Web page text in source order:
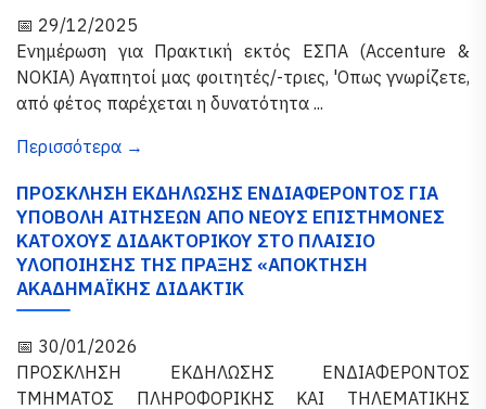
📅 29/12/2025
Ενημέρωση για Πρακτική εκτός ΕΣΠΑ (Accenture &
NOKIA) Αγαπητοί μας φοιτητές/-τριες, 'Oπως γνωρίζετε,
από φέτος παρέχεται η δυνατότητα ...
Περισσότερα →
ΠΡΟΣΚΛΗΣΗ ΕΚΔΗΛΩΣΗΣ ΕΝΔΙΑΦΕΡΟΝΤΟΣ ΓΙΑ
ΥΠΟΒΟΛΗ ΑΙΤΗΣΕΩΝ ΑΠΟ ΝΕΟΥΣ ΕΠΙΣΤΗΜΟΝΕΣ
ΚΑΤΟΧΟΥΣ ΔΙΔΑΚΤΟΡΙΚΟΥ ΣΤΟ ΠΛΑΙΣΙΟ
ΥΛΟΠΟΙΗΣΗΣ ΤΗΣ ΠΡΑΞΗΣ «ΑΠΟΚΤΗΣΗ
ΑΚΑΔΗΜΑΪΚΗΣ ΔΙΔΑΚΤΙΚ
📅 30/01/2026
ΠΡΟΣΚΛΗΣΗ ΕΚΔΗΛΩΣΗΣ ΕΝΔΙΑΦΕΡΟΝΤΟΣ
ΤΜΗΜΑΤΟΣ ΠΛΗΡΟΦΟΡΙΚΗΣ ΚΑΙ ΤΗΛΕΜΑΤΙΚΗΣ